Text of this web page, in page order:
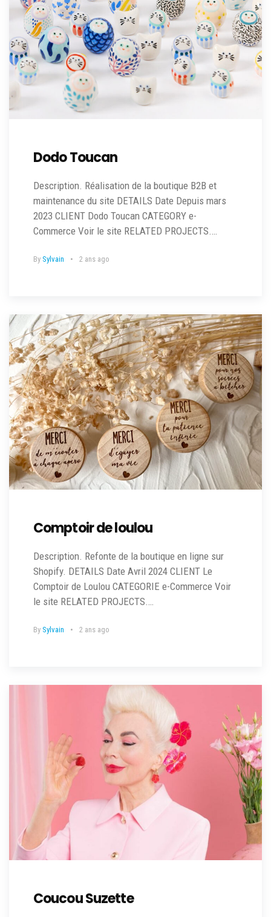
Dodo Toucan
Description. Réalisation de la boutique B2B et
maintenance du site DETAILS Date Depuis mars
2023 CLIENT Dodo Toucan CATEGORY e-
Commerce Voir le site RELATED PROJECTS.…
By Sylvain 2 ans ago
Comptoir de loulou
Description. Refonte de la boutique en ligne sur
Shopify. DETAILS Date Avril 2024 CLIENT Le
Comptoir de Loulou CATEGORIE e-Commerce Voir
le site RELATED PROJECTS.…
By Sylvain 2 ans ago
Coucou Suzette